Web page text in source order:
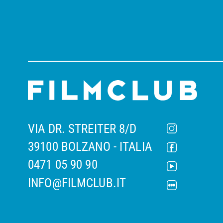
VIA DR. STREITER 8/D
39100 BOLZANO - ITALIA
0471 05 90 90
INFO@FILMCLUB.IT